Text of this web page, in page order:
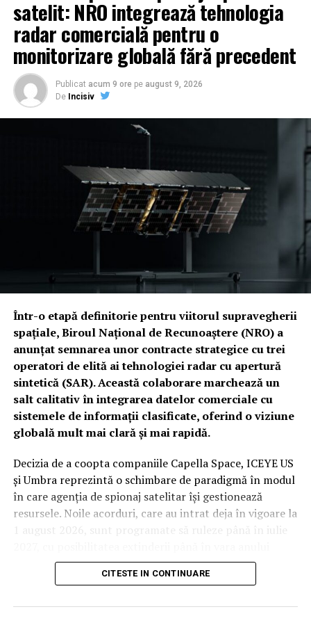
satelit: NRO integrează tehnologia
radar comercială pentru o
monitorizare globală fără precedent
Publicat acum 9 ore pe august 9, 2026
De Incisiv
Într-o etapă definitorie pentru viitorul supravegherii
spațiale, Biroul Național de Recunoaștere (NRO) a
anunțat semnarea unor contracte strategice cu trei
operatori de elită ai tehnologiei radar cu apertură
sintetică (SAR). Această colaborare marchează un
salt calitativ în integrarea datelor comerciale cu
sistemele de informații clasificate, oferind o viziune
globală mult mai clară și mai rapidă.
Decizia de a coopta companiile Capella Space, ICEYE US
și Umbra reprezintă o schimbare de paradigmă în modul
în care agenția de spionaj satelitar își gestionează
resursele. Noile acorduri, care au intrat deja în vigoare la
1 august 2026, sunt programate să ruleze până în iulie
2029. Deși valorile financiare rămân confidențiale din
cauza bugetului clasificat al agenției, impactul
CITESTE IN CONTINUARE